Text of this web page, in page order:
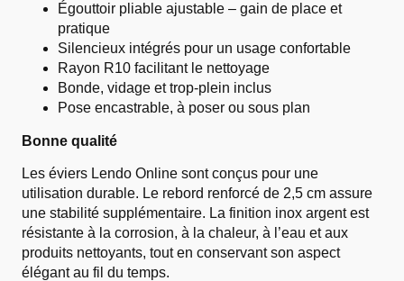
Égouttoir pliable ajustable – gain de place et
pratique
Silencieux intégrés pour un usage confortable
Rayon R10 facilitant le nettoyage
Bonde, vidage et trop-plein inclus
Pose encastrable, à poser ou sous plan
Bonne qualité
Les éviers Lendo Online sont conçus pour une
utilisation durable. Le rebord renforcé de 2,5 cm assure
une stabilité supplémentaire. La finition inox argent est
résistante à la corrosion, à la chaleur, à l’eau et aux
produits nettoyants, tout en conservant son aspect
élégant au fil du temps.